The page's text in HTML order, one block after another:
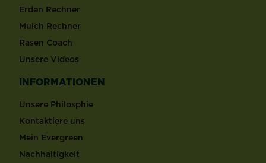
Erden Rechner
Mulch Rechner
Rasen Coach
Unsere Videos
INFORMATIONEN
Unsere Philosphie
Kontaktiere uns
Mein Evergreen
Nachhaltigkeit